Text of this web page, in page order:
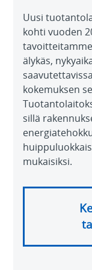
Uusi
kohti vuoden
älykäs,
kokemuksen
sillä
mukaisiksi.